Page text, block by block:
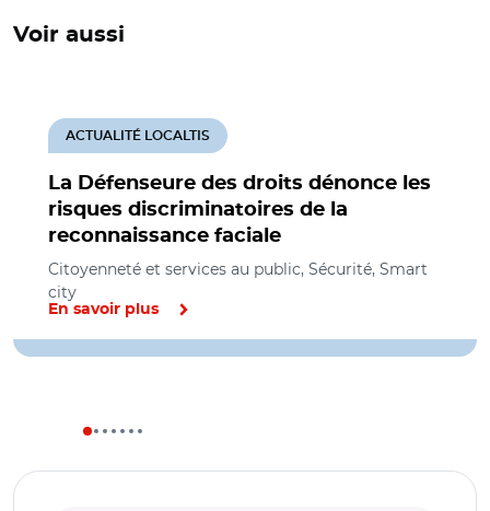
Voir aussi
La Défenseure des droits dénonce les
risques discriminatoires de la
reconnaissance faciale
ACTUALITÉ LOCALTIS
Citoyenneté et services au public, Sécurité, Smart
city
En savoir plus